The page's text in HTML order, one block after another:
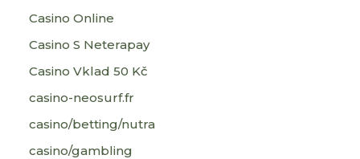
Casino Online
Casino S Neterapay
Casino Vklad 50 Kč
casino-neosurf.fr
casino/betting/nutra
casino/gambling